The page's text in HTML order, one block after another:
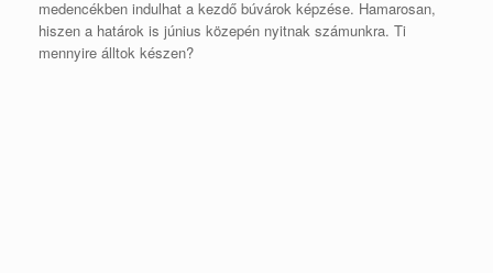
medencékben indulhat a kezdő búvárok képzése. Hamarosan,
hiszen a határok is június közepén nyitnak számunkra. Ti
mennyire álltok készen?